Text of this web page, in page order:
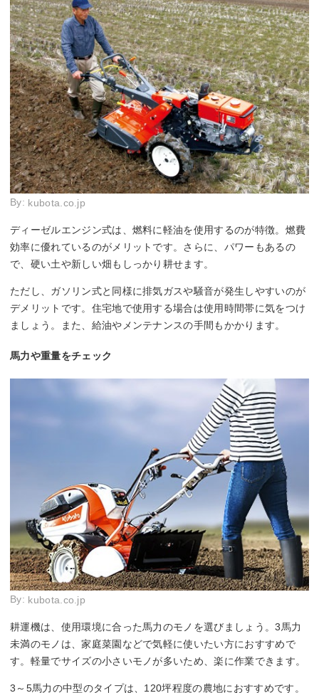
By: kubota.co.jp
ディーゼルエンジン式は、燃料に軽油を使用するのが特徴。燃費
効率に優れているのがメリットです。さらに、パワーもあるの
で、硬い土や新しい畑もしっかり耕せます。
ただし、ガソリン式と同様に排気ガスや騒音が発生しやすいのが
デメリットです。住宅地で使用する場合は使用時間帯に気をつけ
ましょう。また、給油やメンテナンスの手間もかかります。
馬力や重量をチェック
By: kubota.co.jp
耕運機は、使用環境に合った馬力のモノを選びましょう。3馬力
未満のモノは、家庭菜園などで気軽に使いたい方におすすめで
す。軽量でサイズの小さいモノが多いため、楽に作業できます。
3～5馬力の中型のタイプは、120坪程度の農地におすすめです。